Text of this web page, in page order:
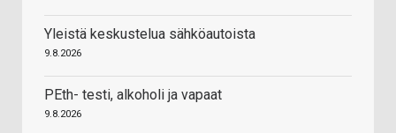
Yleistä keskustelua sähköautoista
9.8.2026
PEth- testi, alkoholi ja vapaat
9.8.2026